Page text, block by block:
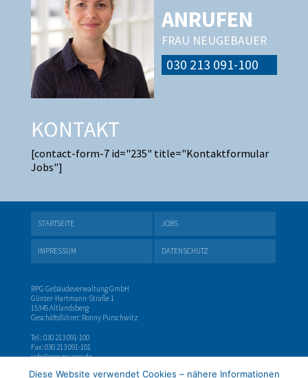
ANRUFEN
FRAU NEUGEBAUER
030 213 091-100
KONTAKT
[contact-form-7 id="235" title="Kontaktformular
Jobs"]
STARTSEITE JOBS
IMPRESSUM DATENSCHUTZ
RPG Gebäudeverwaltung GmbH
Günter-Hartmann-Straße 1
15345 Altlandsberg
Geschäftsführer: Ronny Purschwitz
Tel.: 030 213 091-100
Fax: 030 213 091-101
info@rpg-gruppe.de
Diese Website verwendet Cookies – nähere Informationen